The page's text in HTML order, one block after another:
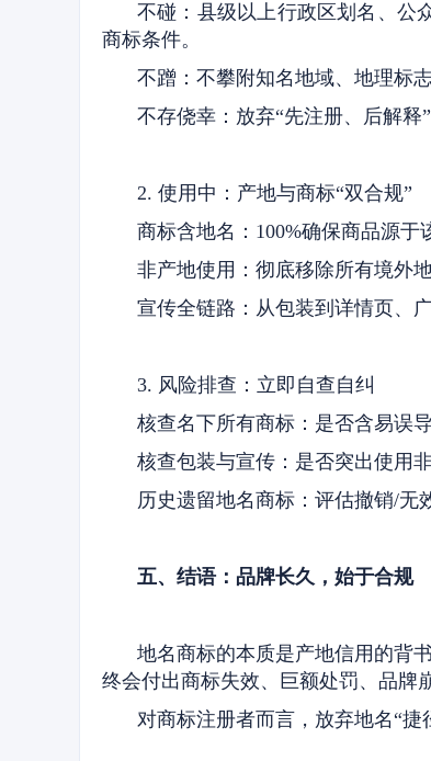
不碰：县级以上行政区划名、公
商标条件。
不蹭：不攀附知名地域、地理标
不存侥幸：放弃“先注册、后解释
2. 使用中：产地与商标“双合规”
商标含地名：100%确保商品源于
非产地使用：彻底移除所有境外
宣传全链路：从包装到详情页、
3. 风险排查：立即自查自纠
核查名下所有商标：是否含易误
核查包装与宣传：是否突出使用
历史遗留地名商标：评估撤销/无
五、结语：品牌长久，始于合规
地名商标的本质是产地信用的背
终会付出商标失效、巨额处罚、品牌
对商标注册者而言，放弃地名“捷